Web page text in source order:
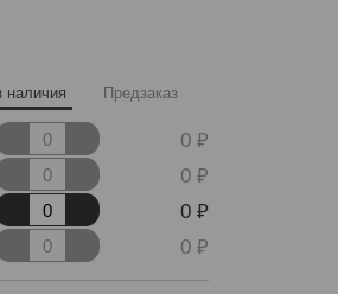
наличия Предзаказ
0
0
0
0